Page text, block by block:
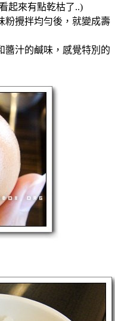
起來有點乾枯了..)
粉攪拌均勻後，就變成壽
醬汁的鹹味，感覺特別的